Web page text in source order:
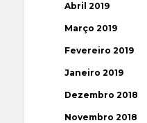
Abril 2019
Março 2019
Fevereiro 2019
Janeiro 2019
Dezembro 2018
Novembro 2018